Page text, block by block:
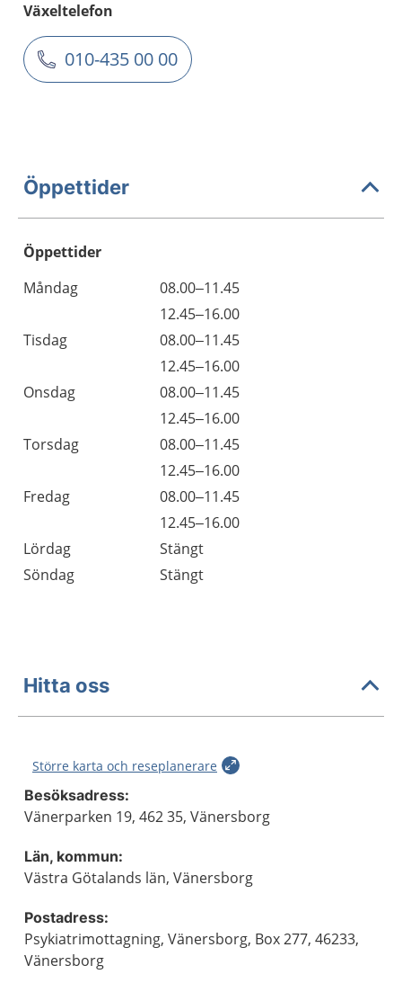
Växeltelefon
010-435 00 00
Öppettider
Öppettider
Dag
Öppettider
Kommentarer
Måndag
08.00–11.45
12.45–16.00
Tisdag
08.00–11.45
12.45–16.00
Onsdag
08.00–11.45
12.45–16.00
Torsdag
08.00–11.45
12.45–16.00
Fredag
08.00–11.45
12.45–16.00
Lördag
Stängt
Söndag
Stängt
Hitta oss
Större karta och reseplanerare
Besöksadress:
Vänerparken 19, 462 35, Vänersborg
Län, kommun:
Västra Götalands län, Vänersborg
Postadress:
Psykiatrimottagning, Vänersborg, Box 277, 46233,
Vänersborg